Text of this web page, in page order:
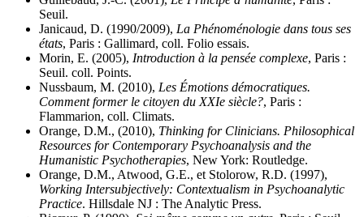
Seuil.
Janicaud, D. (1990/2009), La Phénoménologie dans tous ses
états, Paris : Gallimard, coll. Folio essais.
Morin, E. (2005), Introduction à la pensée complexe, Paris :
Seuil. coll. Points.
Nussbaum, M. (2010), Les Émotions démocratiques.
Comment former le citoyen du XXIe siècle?, Paris :
Flammarion, coll. Climats.
Orange, D.M., (2010), Thinking for Clinicians. Philosophical
Resources for Contemporary Psychoanalysis and the
Humanistic Psychotherapies, New York: Routledge.
Orange, D.M., Atwood, G.E., et Stolorow, R.D. (1997),
Working Intersubjectively: Contextualism in Psychoanalytic
Practice. Hillsdale NJ : The Analytic Press.